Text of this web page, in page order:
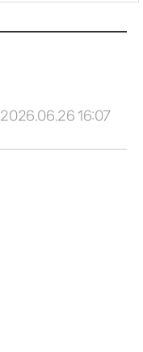
2026.06.26 16:07